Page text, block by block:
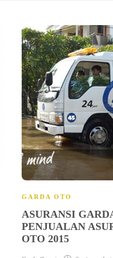
GARDA OTO
ASURANSI
PENJUALAN
OTO 2015